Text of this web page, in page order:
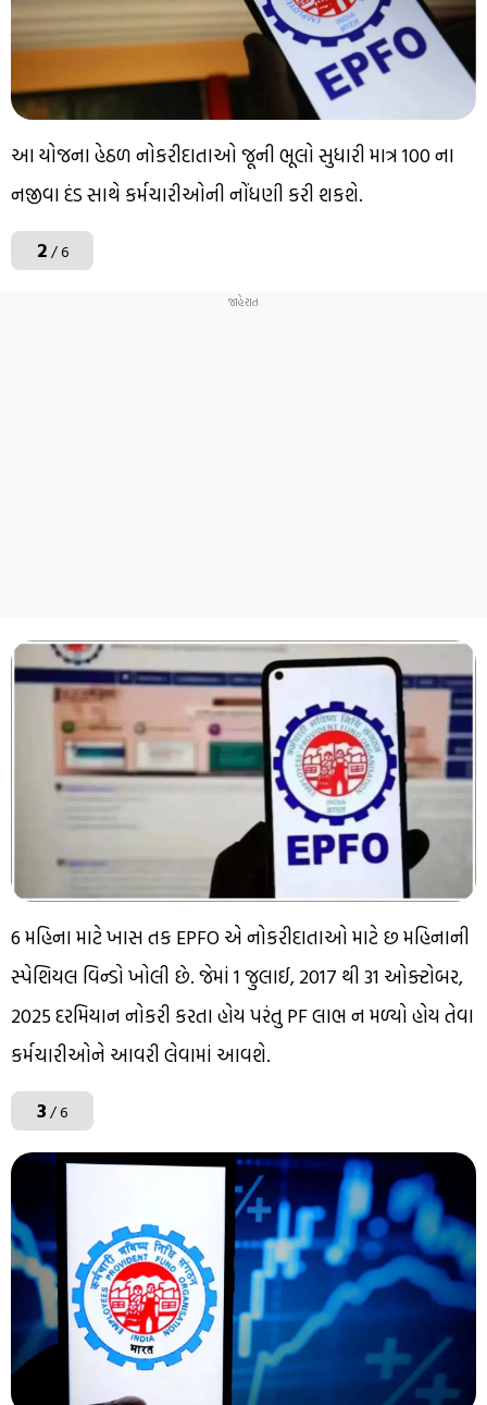
આ યોજના હેઠળ નોકરીદાતાઓ જૂની ભૂલો સુધારી માત્ર ₹100 ના
નજીવા દંડ સાથે કર્મચારીઓની નોંધણી કરી શકશે.
2/ 6
6 મહિના માટે ખાસ તક EPFO એ નોકરીદાતાઓ માટે છ મહિનાની
સ્પેશિયલ વિન્ડો ખોલી છે. જેમાં 1 જુલાઈ, 2017 થી 31 ઓક્ટોબર,
2025 દરમિયાન નોકરી કરતા હોય પરંતુ PF લાભ ન મળ્યો હોય તેવા
કર્મચારીઓને આવરી લેવામાં આવશે.
3/ 6